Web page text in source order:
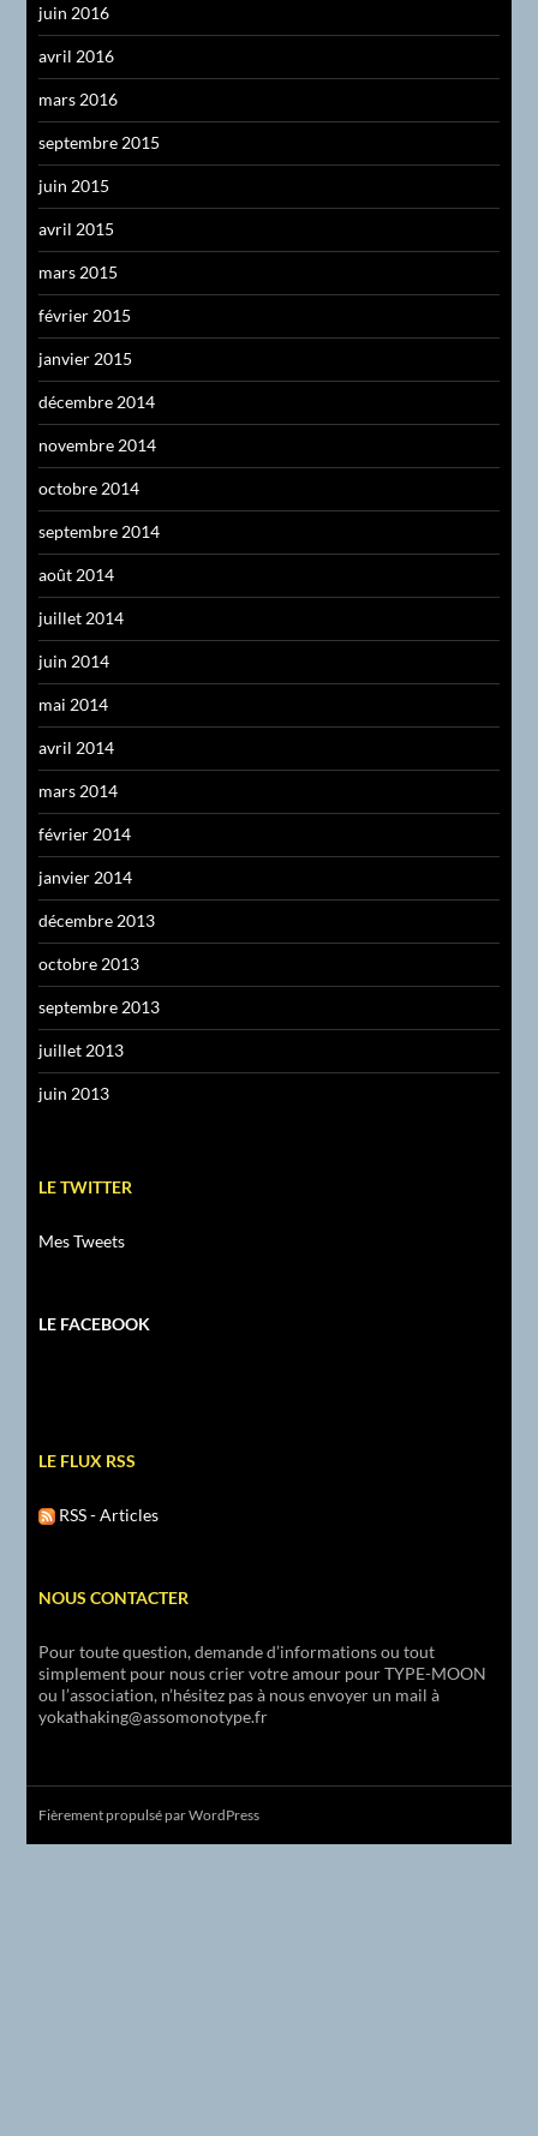
juin 2016
avril 2016
mars 2016
septembre 2015
juin 2015
avril 2015
mars 2015
février 2015
janvier 2015
décembre 2014
novembre 2014
octobre 2014
septembre 2014
août 2014
juillet 2014
juin 2014
mai 2014
avril 2014
mars 2014
février 2014
janvier 2014
décembre 2013
octobre 2013
septembre 2013
juillet 2013
juin 2013
LE TWITTER
Mes Tweets
LE FACEBOOK
LE FLUX RSS
RSS - Articles
NOUS CONTACTER
Pour toute question, demande d’informations ou tout
simplement pour nous crier votre amour pour TYPE-MOON
ou l’association, n’hésitez pas à nous envoyer un mail à
yokathaking@assomonotype.fr
Fièrement propulsé par WordPress